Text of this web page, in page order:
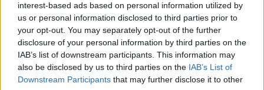
interest-based ads based on personal information utilized by
us or personal information disclosed to third parties prior to
your opt-out. You may separately opt-out of the further
disclosure of your personal information by third parties on the
IAB’s list of downstream participants. This information may
also be disclosed by us to third parties on the IAB’s List of
Downstream Participants that may further disclose it to other
Halál a Tresco-szigeten – A Josh
Clayton-ügy